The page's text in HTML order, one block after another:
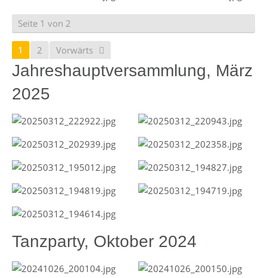
Seite 1 von 2
1 2 Vorwärts
Jahreshauptversammlung, März
2025
Tanzparty, Oktober 2024